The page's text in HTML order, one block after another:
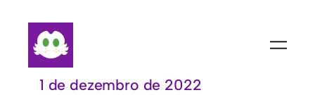
conteúdo
1 de dezembro de 2022